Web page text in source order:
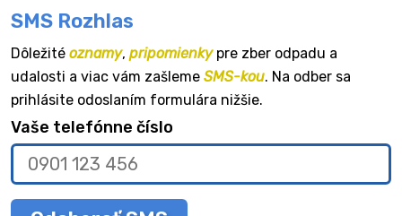
SMS Rozhlas
Dôležité oznamy, pripomienkypre zber odpadu a
udalosti a viac vám zašleme SMS-kou. Na odber sa
prihlásite odoslaním formulára nižšie.
Vaše telefónne číslo